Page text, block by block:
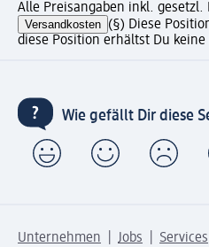
Alle Preisangaben inkl. gesetzl.
Versandkosten (§) Diese
diese Position erhältst Du keine
Wie gefällt Dir diese
Unternehmen Jobs Services